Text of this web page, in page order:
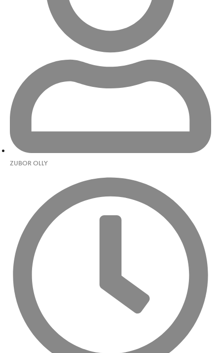
ZUBOR OLLY